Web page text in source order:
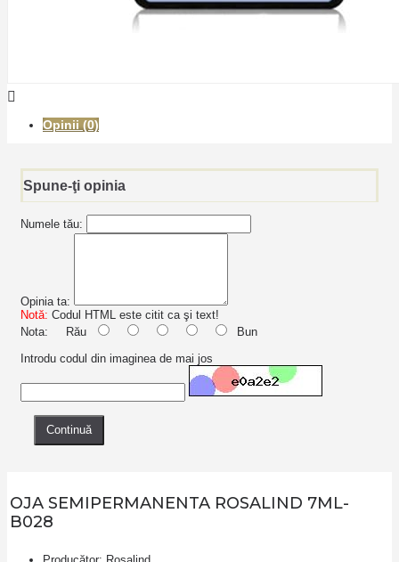
Opinii (0)
Spune-ţi opinia
Numele tău:
Opinia ta:
Notă: Codul HTML este citit ca şi text!
Nota: Rău
Bun
Introdu codul din imaginea de mai jos
Continuă
OJA SEMIPERMANENTA ROSALIND 7ML-
B028